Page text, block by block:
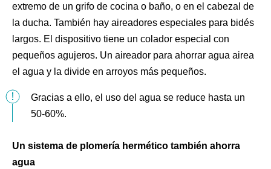
extremo de un grifo de cocina o baño, o en el cabezal de
la ducha. También hay aireadores especiales para bidés
largos. El dispositivo tiene un colador especial con
pequeños agujeros. Un aireador para ahorrar agua airea
el agua y la divide en arroyos más pequeños.
Gracias a ello, el uso del agua se reduce hasta un
50-60%.
Un sistema de plomería hermético también ahorra
agua